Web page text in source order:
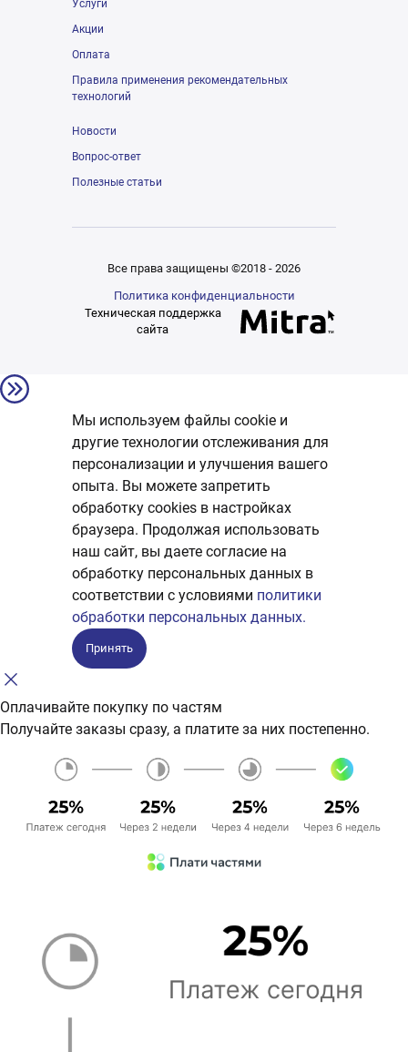
Услуги
Акции
Оплата
Правила применения рекомендательных
технологий
Новости
Вопрос-ответ
Полезные статьи
Все права защищены ©2018 - 2026
Политика конфиденциальности
Техническая поддержка
сайта
Мы используем файлы cookie и
другие технологии отслеживания для
персонализации и улучшения вашего
опыта. Вы можете запретить
обработку сookies в настройках
браузера. Продолжая использовать
наш сайт, вы даете согласие на
обработку персональных данных в
соответствии с условиями политики
обработки персональных данных.
Принять
Оплачивайте покупку по частям
Получайте заказы сразу, а платите за них постепенно.